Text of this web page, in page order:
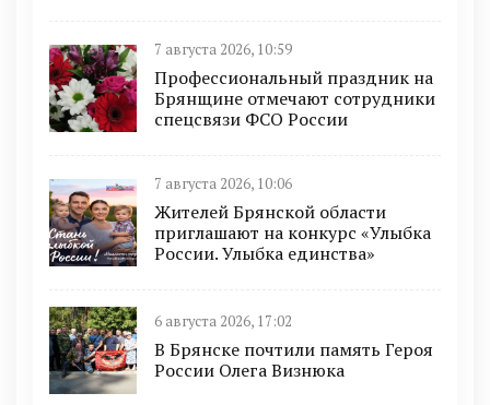
7 августа 2026, 10:59
Профессиональный праздник на
Брянщине отмечают сотрудники
спецсвязи ФСО России
7 августа 2026, 10:06
Жителей Брянской области
приглашают на конкурс «Улыбка
России. Улыбка единства»
6 августа 2026, 17:02
В Брянске почтили память Героя
России Олега Визнюка